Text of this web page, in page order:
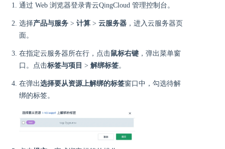
通过 Web 浏览器登录青云QingCloud 管理控制台。
选择产品与服务 > 计算 > 云服务器 ，进入云服务器页
面。
在指定云服务器所在行，点击鼠标右键 ，弹出菜单窗
口。点击标签与项目 > 解绑标签。
在弹出选择要从资源上解绑的标签窗口中，勾选待解
绑的标签。